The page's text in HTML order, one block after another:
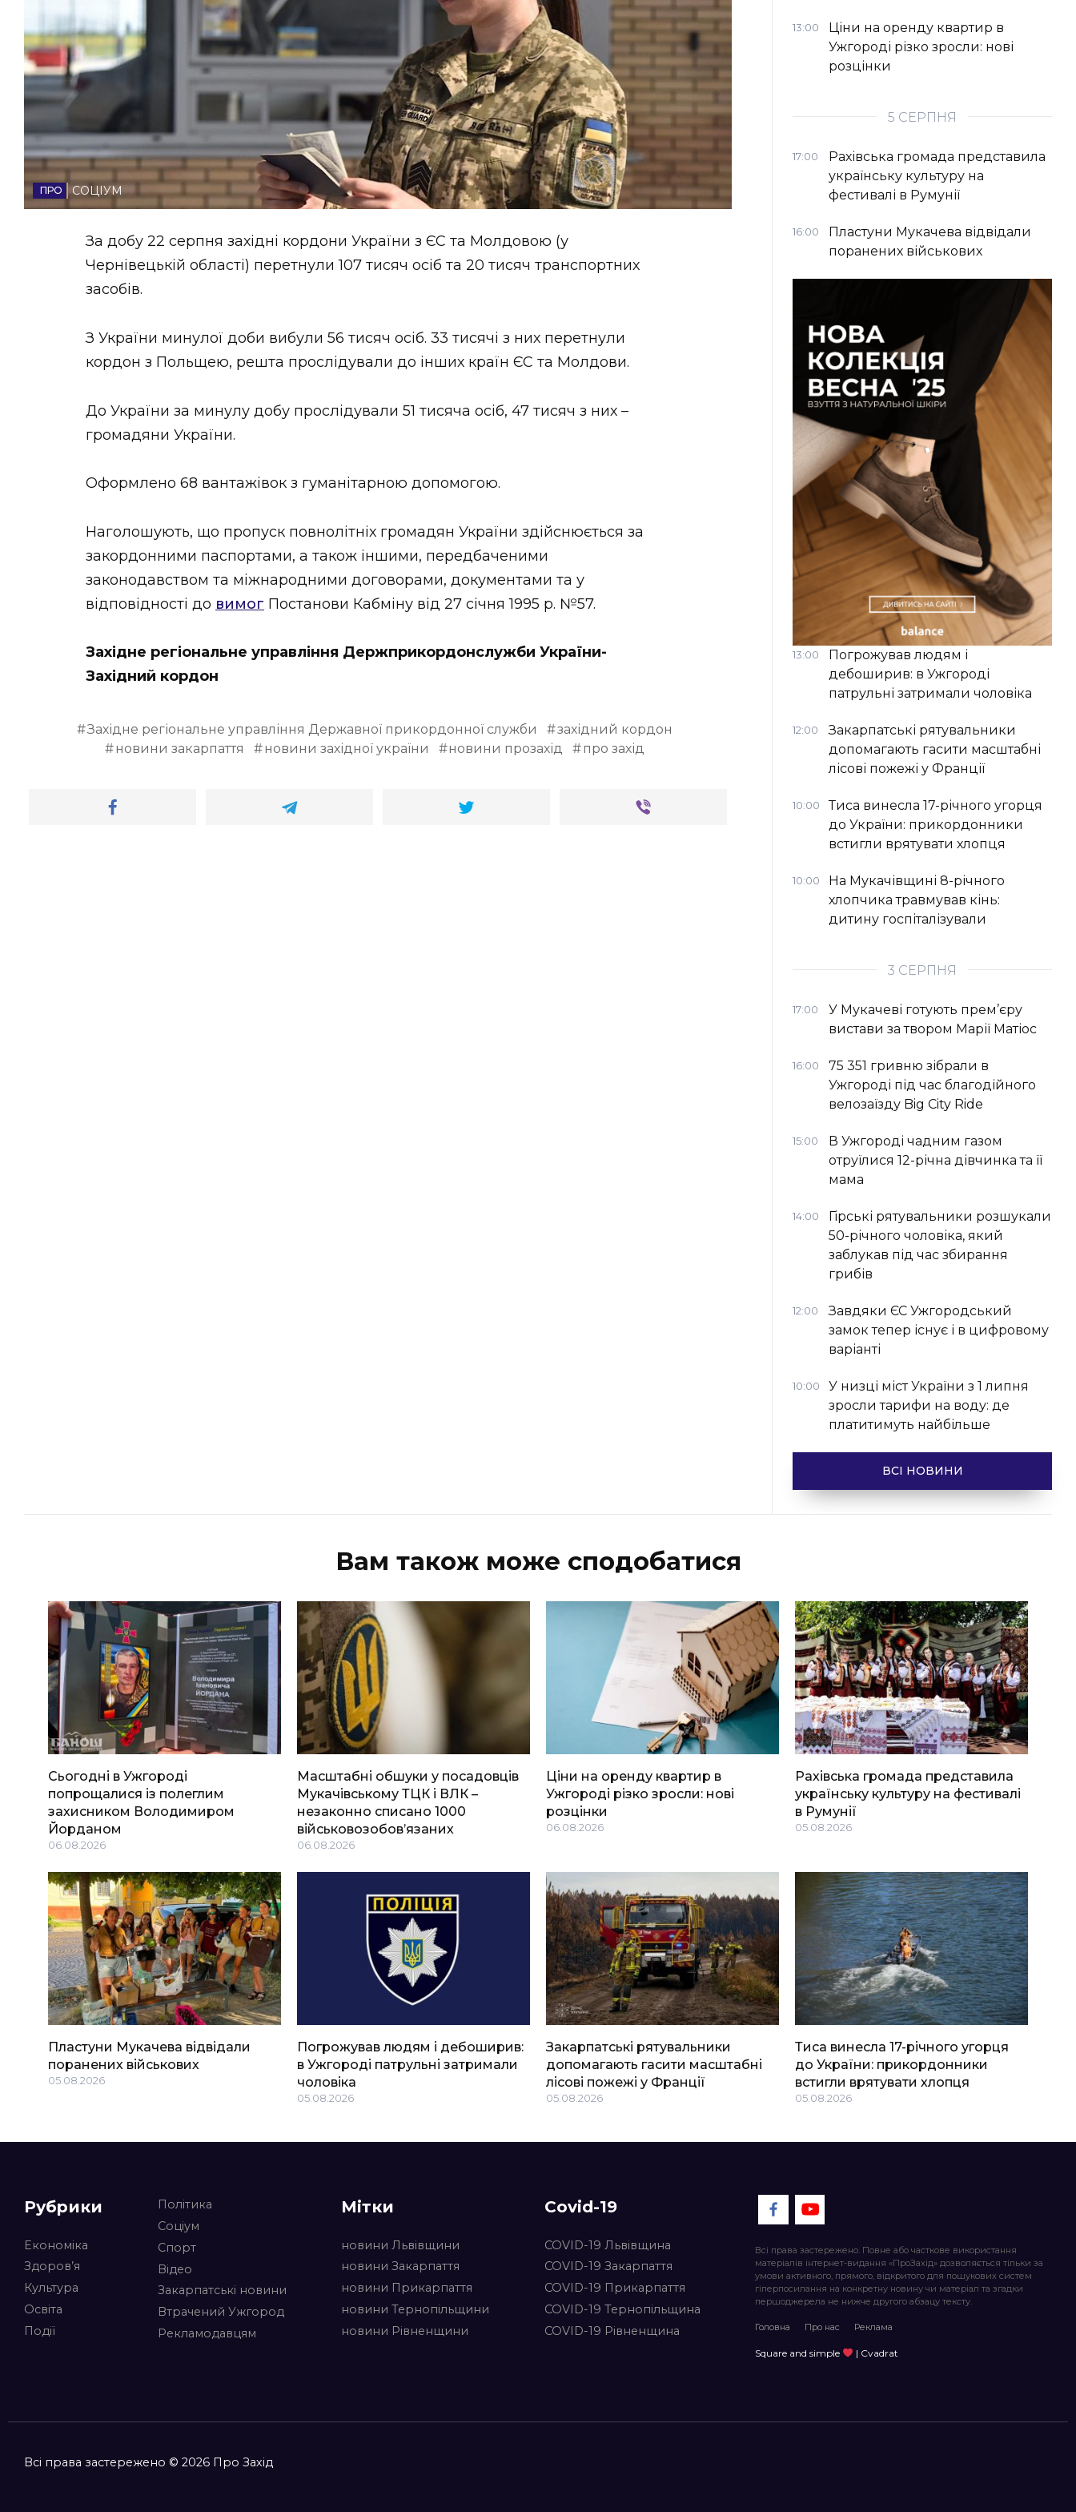
НОВИНИ ЗАХІДНОЇ УКРАЇНИ
ФОТО
ВІДЕО
СОЦІУМ
За добу 22 серпня західні кордони України з ЄС та Молдовою (у
Чернівецькій області) перетнули 107 тисяч осіб та 20 тисяч транспортних
засобів.
З України минулої доби вибули 56 тисяч осіб. 33 тисячі з них перетнули
кордон з Польщею, решта прослідували до інших країн ЄС та Молдови.
До України за минулу добу прослідували 51 тисяча осіб, 47 тисяч з них –
громадяни України.
Оформлено 68 вантажівок з гуманітарною допомогою.
Наголошують, що пропуск повнолітніх громадян України здійснюється за
закордонними паспортами, а також іншими, передбаченими
законодавством та міжнародними договорами, документами та у
відповідності до вимог Постанови Кабміну від 27 січня 1995 р. №57.
Західне регіональне управління Держприкордонслужби України-
Західний кордон
Західне регіональне управління Державної прикордонної служби
західний кордон
новини закарпаття
новини західної україни новини прозахід про захід
13:00
Ціни на оренду квартир в
Ужгороді різко зросли: нові
розцінки
5 СЕРПНЯ
17:00
Рахівська громада представила
українську культуру на
фестивалі в Румунії
16:00
Пластуни Мукачева відвідали
поранених військових
13:00
Погрожував людям і
дебоширив: в Ужгороді
патрульні затримали чоловіка
12:00
Закарпатські рятувальники
допомагають гасити масштабні
лісові пожежі у Франції
10:00
Тиса винесла 17-річного угорця
до України: прикордонники
встигли врятувати хлопця
10:00
На Мукачівщині 8-річного
хлопчика травмував кінь:
дитину госпіталізували
3 СЕРПНЯ
17:00
У Мукачеві готують прем’єру
вистави за твором Марії Матіос
16:00
75 351 гривню зібрали в
Ужгороді під час благодійного
велозаїзду Big Сity Ride
15:00
В Ужгороді чадним газом
отруїлися 12-річна дівчинка та її
мама
14:00
Гірські рятувальники розшукали
50-річного чоловіка, який
заблукав під час збирання
грибів
12:00
Завдяки ЄС Ужгородський
замок тепер існує і в цифровому
варіанті
10:00
У низці міст України з 1 липня
зросли тарифи на воду: де
платитимуть найбільше
ВСІ НОВИНИ
Вам також може сподобатися
Сьогодні в Ужгороді
попрощалися із полеглим
захисником Володимиром
Йорданом
06.08.2026
Масштабні обшуки у посадовців
Мукачівському ТЦК і ВЛК –
незаконно списано 1000
військовозобов’язаних
06.08.2026
Ціни на оренду квартир в
Ужгороді різко зросли: нові
розцінки
06.08.2026
Рахівська громада представила
українську культуру на фестивалі
в Румунії
05.08.2026
Пластуни Мукачева відвідали
поранених військових
05.08.2026
Погрожував людям і дебоширив:
в Ужгороді патрульні затримали
чоловіка
05.08.2026
Закарпатські рятувальники
допомагають гасити масштабні
лісові пожежі у Франції
05.08.2026
Тиса винесла 17-річного угорця
до України: прикордонники
встигли врятувати хлопця
05.08.2026
Рубрики
Економіка
Здоров’я
Культура
Освіта
Події
Політика
Соціум
Спорт
Відео
Закарпатські новини
Втрачений Ужгород
Рекламодавцям
Мітки
новини Львівщини
новини Закарпаття
новини Прикарпаття
новини Тернопільщини
новини Рівненщини
Covid-19
COVID-19 Львівщина
COVID-19 Закарпаття
COVID-19 Прикарпаття
COVID-19 Тернопільщина
COVID-19 Рівненщина
Всі права застережено. Повне або часткове використання
матеріалів інтернет-видання «ПроЗахід» дозволяється тільки за
умови активного, прямого, відкритого для пошукових систем
гіперпосилання на конкретну новину чи матеріал та згадки
першоджерела не нижче другого абзацу тексту.
Головна Про нас Реклама
Square and simple | Cvadrat
Всі права застережено © 2026 Про Захід